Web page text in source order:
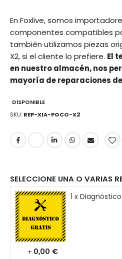
En Foxlive, somos
componentes compatibles
también utilizamos piezas
X2, si el cliente lo prefiere. El
en nuestro almacén, nos
mayoría de reparaciones
DISPONIBLE
SKU REP-XIA-POCO-X2
SELECCIONE UNA O VARIAS
1 x
+ 0,00 €